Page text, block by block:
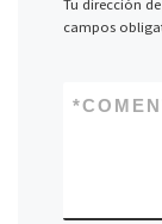
Tu dirección
campos
*